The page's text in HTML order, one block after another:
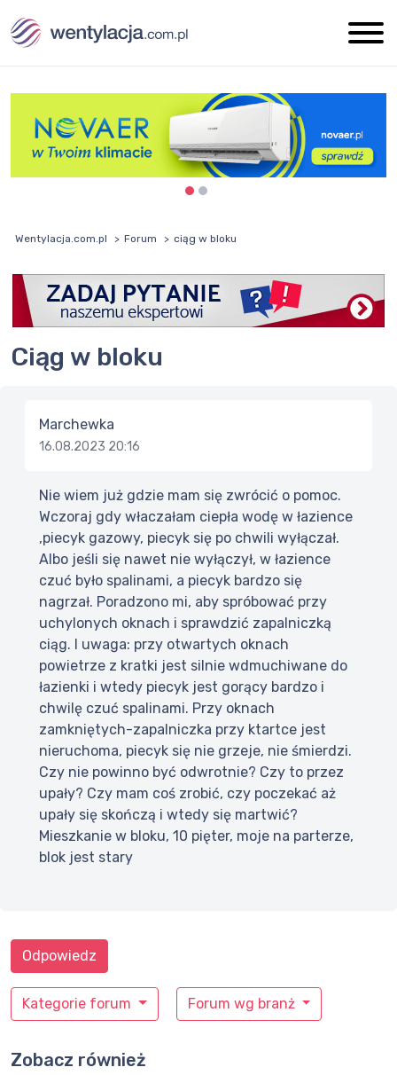
Wentylacja.com.pl Forum ciąg w bloku
ciąg w bloku
Marchewka
16.08.2023 20:16
Nie wiem już gdzie mam się zwrócić o pomoc.
Wczoraj gdy właczałam ciepła wodę w łazience
,piecyk gazowy, piecyk się po chwili wyłączał.
Albo jeśli się nawet nie wyłączył, w łazience
czuć było spalinami, a piecyk bardzo się
nagrzał. Poradzono mi, aby spróbować przy
uchylonych oknach i sprawdzić zapalniczką
ciąg. I uwaga: przy otwartych oknach
powietrze z kratki jest silnie wdmuchiwane do
łazienki i wtedy piecyk jest gorący bardzo i
chwilę czuć spalinami. Przy oknach
zamkniętych-zapalniczka przy ktartce jest
nieruchoma, piecyk się nie grzeje, nie śmierdzi.
Czy nie powinno być odwrotnie? Czy to przez
upały? Czy mam coś zrobić, czy poczekać aż
upały się skończą i wtedy się martwić?
Mieszkanie w bloku, 10 pięter, moje na parterze,
blok jest stary
Kategorie forum Forum wg branż
Odpowiedz
Zobacz również